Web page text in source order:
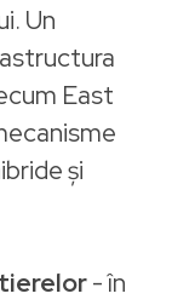
Un
East
și
- în